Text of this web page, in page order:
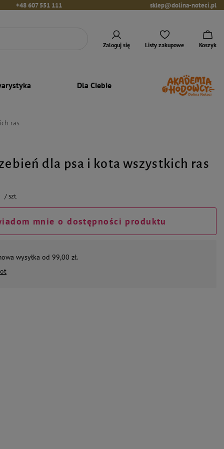
+48 607 551 111 sklep@dolina-noteci.pl
Zaloguj się Listy zakupowe Koszyk
Dla Ciebie
ras
dla psa i kota wszystkich ras
/szt.
mnie o dostępności produktu
wysyłka od 99,00 zł.